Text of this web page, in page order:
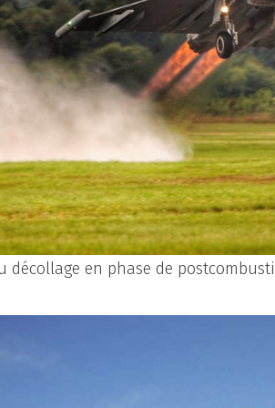
décollage en phase de